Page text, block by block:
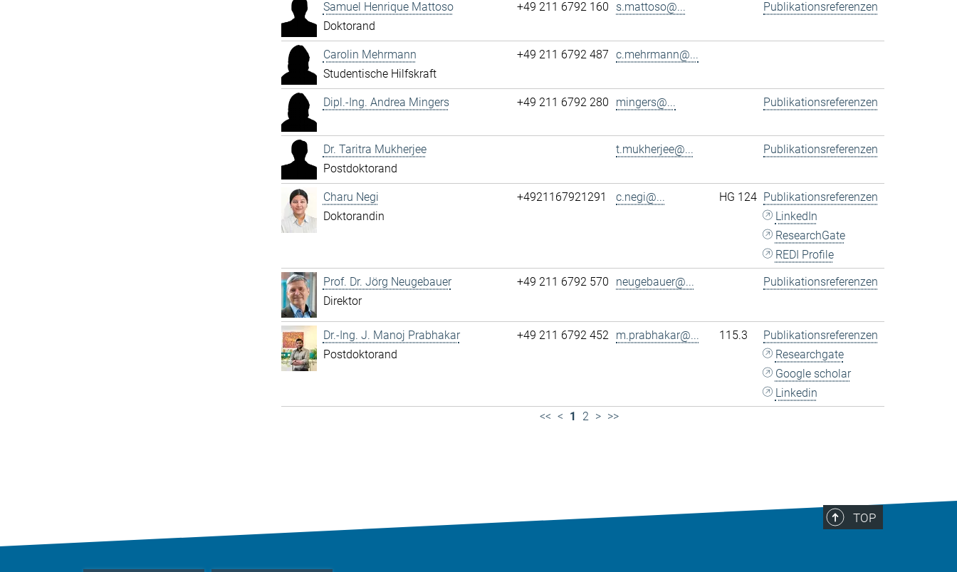
Samuel Henrique Mattoso
Doktorand
+49 211 6792 160 s.mattoso@... Publikationsreferenzen
Carolin Mehrmann
Studentische Hilfskraft
+49 211 6792 487 c.mehrmann@...
Dipl.-Ing. Andrea Mingers +49 211 6792 280 mingers@... Publikationsreferenzen
Dr. Taritra Mukherjee
Postdoktorand
t.mukherjee@... Publikationsreferenzen
Charu Negi
Doktorandin
+4921167921291 c.negi@... HG 124 Publikationsreferenzen
LinkedIn
ResearchGate
REDI Profile
Prof. Dr. Jörg Neugebauer
Direktor
+49 211 6792 570 neugebauer@... Publikationsreferenzen
Dr.-Ing. J. Manoj Prabhakar
Postdoktorand
+49 211 6792 452 m.prabhakar@... 115.3
Publikationsreferenzen
Researchgate
Google scholar
Linkedin
<< < 1 2 > >>
TOP